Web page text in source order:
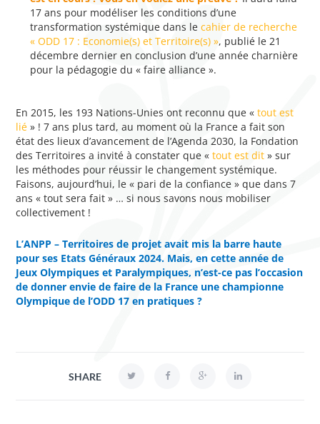
17 ans pour modéliser les conditions d’une
transformation systémique dans lecahier de recherche
« ODD 17 : Economie(s) et Territoire(s) », publié le 21
décembre dernier en conclusion d’une année charnière
pour la pédagogie du « faire alliance ».
En 2015, les 193 Nations-Unies ont reconnu que «tout est
lié» ! 7 ans plus tard, au moment où la France a fait son
état des lieux d’avancement de l’Agenda 2030, la Fondation
des Territoires a invité à constater que «tout est dit» sur
les méthodes pour réussir le changement systémique.
Faisons, aujourd’hui, le « pari de la confiance » que dans 7
ans « tout sera fait » … si nous savons nous mobiliser
collectivement !
L’ANPP – Territoires de projet avait mis la barre haute
pour ses Etats Généraux 2024. Mais, en cette année de
Jeux Olympiques et Paralympiques, n’est-ce pas l’occasion
de donner envie de faire de la France une championne
Olympique de l’ODD 17 en pratiques ?
SHARE